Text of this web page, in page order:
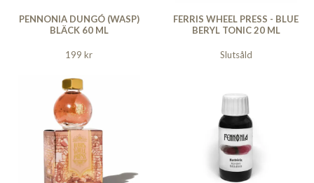
PENNONIA DUNGÓ (WASP)
BLÄCK 60 ML
199 kr
FERRIS WHEEL PRESS - BLUE
BERYL TONIC 20 ML
Slutsåld